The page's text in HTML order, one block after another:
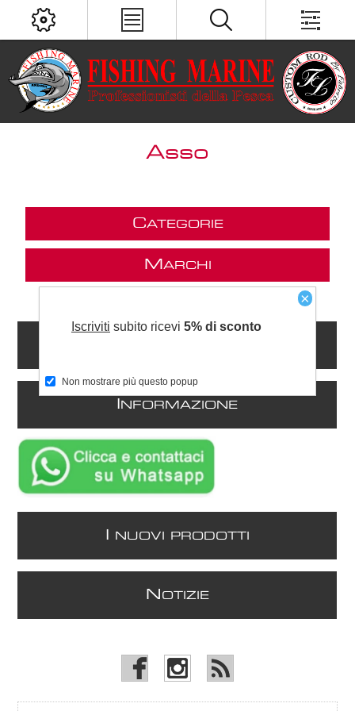
Asso
CATEGORIE
M ARCHI
NFORMAZIONE
NUOVI PRODOTTI
N OTIZIE
×
Iscriviti subito ricevi 5% di sconto
Non mostrare più questo popup